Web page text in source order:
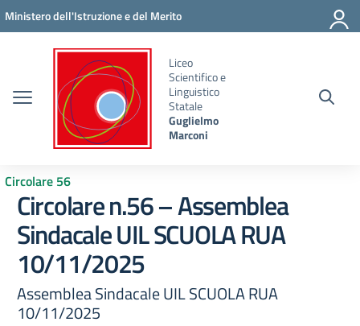
Vai ai contenuti
Vai al menu di navigazione
Vai al footer
Ministero dell'Istruzione e del Merito
Liceo
Scientifico e
Linguistico
Statale
Guglielmo
Marconi
Circolare 56
Circolare n.56 – Assemblea
Sindacale UIL SCUOLA RUA
10/11/2025
Assemblea Sindacale UIL SCUOLA RUA
10/11/2025